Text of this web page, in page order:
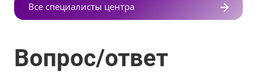
Все специалисты центра
Вопрос/ответ